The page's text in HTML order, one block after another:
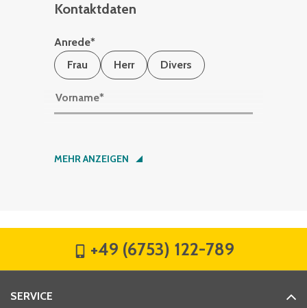
Kontaktdaten
Anrede*
Frau
Herr Divers
Vorname*
Nachname*
MEHR ANZEIGEN
+49 (6753) 122-789
SERVICE